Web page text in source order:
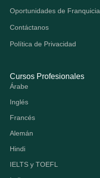
Oportunidades de Franquicia
Contáctanos
Política de Privacidad
Cursos Profesionales
Árabe
Inglés
Francés
Alemán
Hindi
IELTS y TOEFL